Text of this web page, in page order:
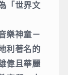
「世界文
樂神童－
利著名的
偉且華麗